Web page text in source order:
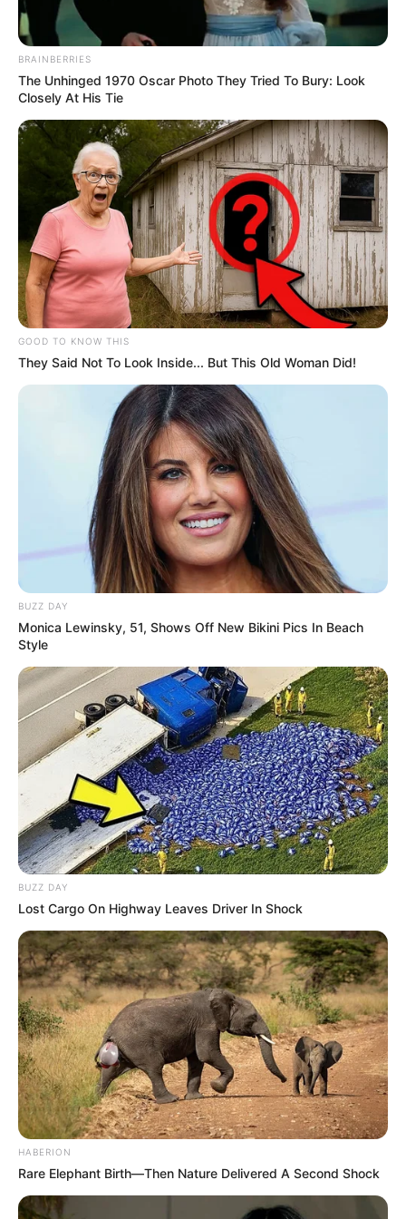
touristischen Informationen:
Tickets Stadtführungen
Folgendes kann in Potsdam ebenfalls besucht
werden:
Volkspark Potsdam - Das Gelände der
Bundesgartenschau 2001 ist heute ein beliebtes
BRAINBERRIES
The Unhinged 1970 Oscar Photo They Tried To Bury: Look
Closely At His Tie
GOOD TO KNOW THIS
They Said Not To Look Inside... But This Old Woman Did!
BUZZ DAY
Monica Lewinsky, 51, Shows Off New Bikini Pics In Beach
Style
BUZZ DAY
Lost Cargo On Highway Leaves Driver In Shock
HABERION
Rare Elephant Birth—Then Nature Delivered A Second Shock